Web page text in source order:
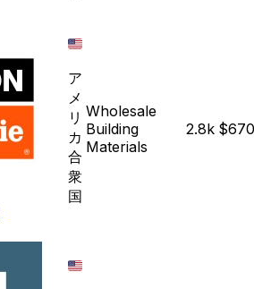
ア
メ
リ
カ
合
衆
国
Wholesale
Building
Materials
2.8k